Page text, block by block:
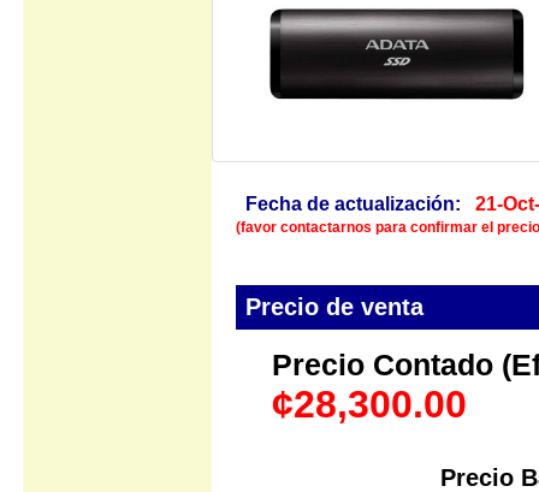
Fecha de actualización: 21-
(favor contactarnos para confirmar el
Precio de venta
Precio Contado
¢28,300.00
Precio